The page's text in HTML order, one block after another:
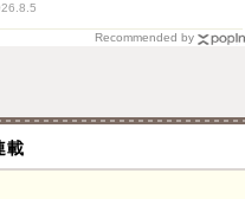
Recommended by
載